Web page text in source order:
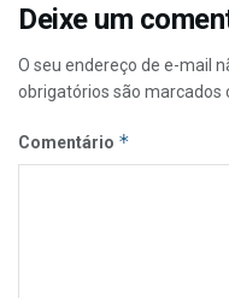
Deixe um
O seu endereço de e-mail
obrigatórios são marcados
Comentário *